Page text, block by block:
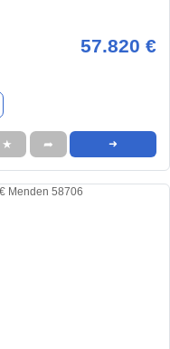
57.820 €
★ ➦ ➜